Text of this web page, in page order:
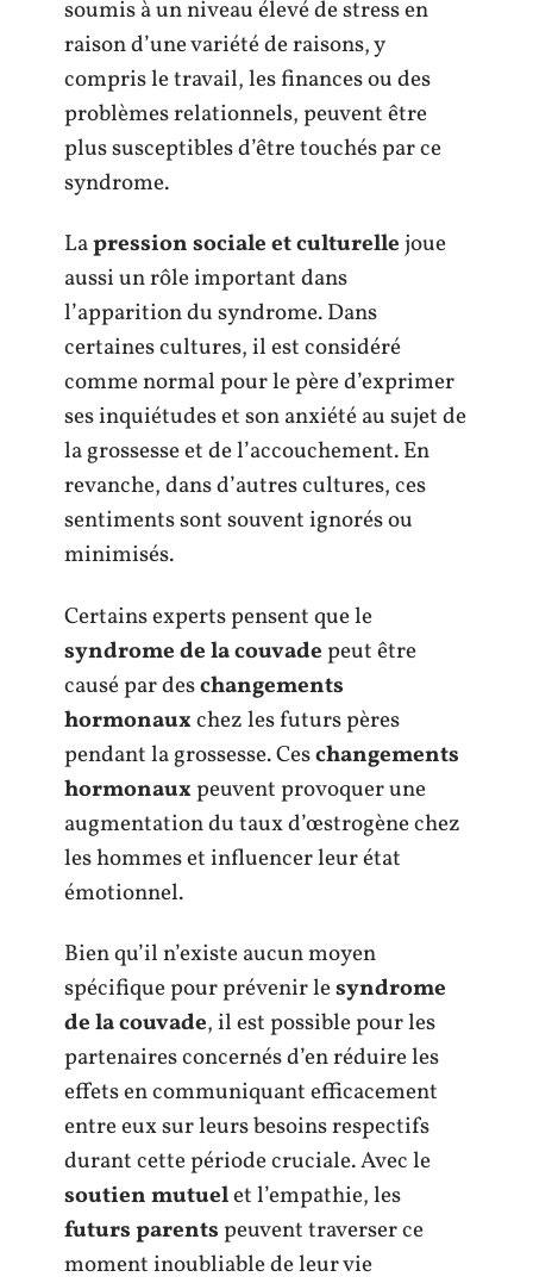
soumis à un niveau élevé de stress en
raison d’une variété de raisons, y
compris le travail, les finances ou des
problèmes relationnels, peuvent être
plus susceptibles d’être touchés par ce
syndrome.
Lapression sociale et culturellejoue
aussi un rôle important dans
l’apparition du syndrome. Dans
certaines cultures, il est considéré
comme normal pour le père d’exprimer
ses inquiétudes et son anxiété au sujet de
la grossesse et de l’accouchement. En
revanche, dans d’autres cultures, ces
sentiments sont souvent ignorés ou
minimisés.
Certains experts pensent que le
syndrome de la couvadepeut être
causé par deschangements
hormonauxchez les futurs pères
pendant la grossesse. Ceschangements
hormonauxpeuvent provoquer une
augmentation du taux d’œstrogène chez
les hommes et influencer leur état
émotionnel.
Bien qu’il n’existe aucun moyen
spécifique pour prévenir lesyndrome
de la couvade, il est possible pour les
partenaires concernés d’en réduire les
effets en communiquant efficacement
entre eux sur leurs besoins respectifs
durant cette période cruciale. Avec le
soutien mutuelet l’empathie, les
futurs parentspeuvent traverser ce
moment inoubliable de leur vie